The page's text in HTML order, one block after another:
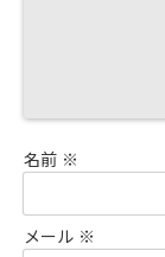
名前 ※
メール ※